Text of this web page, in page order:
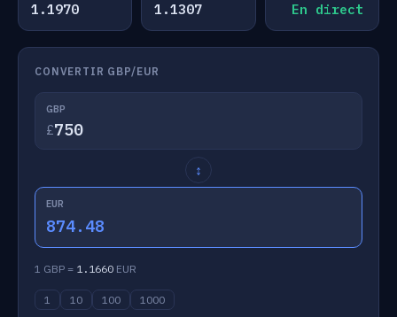
1.1970 1.1307 En direct
CONVERTIR GBP/EUR
GBP
£
↕
EUR
874.48
1 GBP = 1.1660 EUR
1 10 100 1000